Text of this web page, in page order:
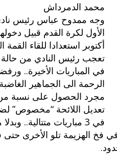
محمد الدمرداش
وجه ممدوح عباس رئيس
الأول لكرة القدم قبيل
أكتوبر استعدادا للقاء القمة
تعجب رئيس النادي من حالة
في المباريات الأخيرة..
الرحمة الى الجماهير
مجرد الحصول على نسبة من
تعديل اللائحة “مخصوص”
في 3 مباريات متتالية..